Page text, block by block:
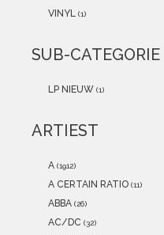
2018(0)
VINYL (1)
SUB-CATEGORIE
LP NIEUW (1)
ARTIEST
A (1912)
A CERTAIN RATIO (11)
ABBA (26)
AC/DC (32)